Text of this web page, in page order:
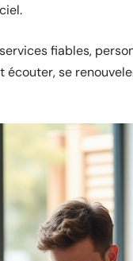
fiables,
écouter, se